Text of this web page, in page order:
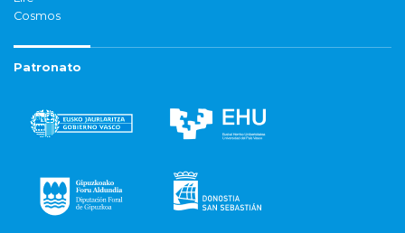
Cosmos
Patronato